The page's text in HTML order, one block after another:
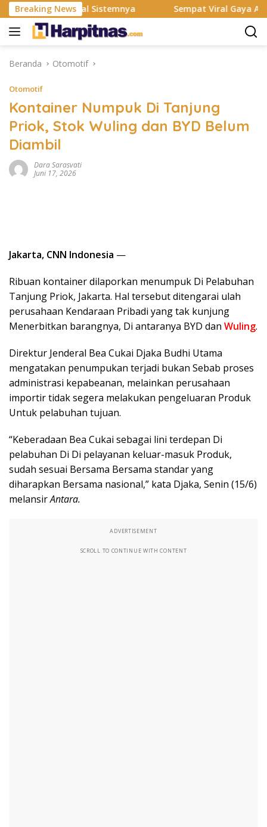
Langsung
ke
konten
Breaking News
Total Sistemnya Sempat Viral Gaya ASI
Beranda Otomotif
Otomotif
Kontainer Numpuk Di Tanjung
Priok, Stok Wuling dan BYD Belum
Diambil
Dara Sarasvati
Juni 17, 2026
Jakarta, CNN Indonesia —
Ribuan kontainer dilaporkan menumpuk Di Pelabuhan
Tanjung Priok, Jakarta. Hal tersebut ditengarai ulah
perusahaan Kendaraan Pribadi yang tak kunjung
Menerbitkan barangnya, Di antaranya BYD dan Wuling.
Direktur Jenderal Bea Cukai Djaka Budhi Utama
mengatakan penumpukan terjadi bukan Sebab proses
administrasi kepabeanan, melainkan perusahaan
importir tidak segera melakukan pengeluaran Produk
Untuk pelabuhan tujuan.
“Keberadaan Bea Cukai sebagai lini terdepan Di
pelabuhan Di Di pelayanan keluar-masuk Produk,
sudah sesuai Bersama Bersama standar yang
diharapkan Bersama nasional,” kata Djaka, Senin (15/6)
melansirAntara.
ADVERTISEMENT
SCROLL TO CONTINUE WITH CONTENT